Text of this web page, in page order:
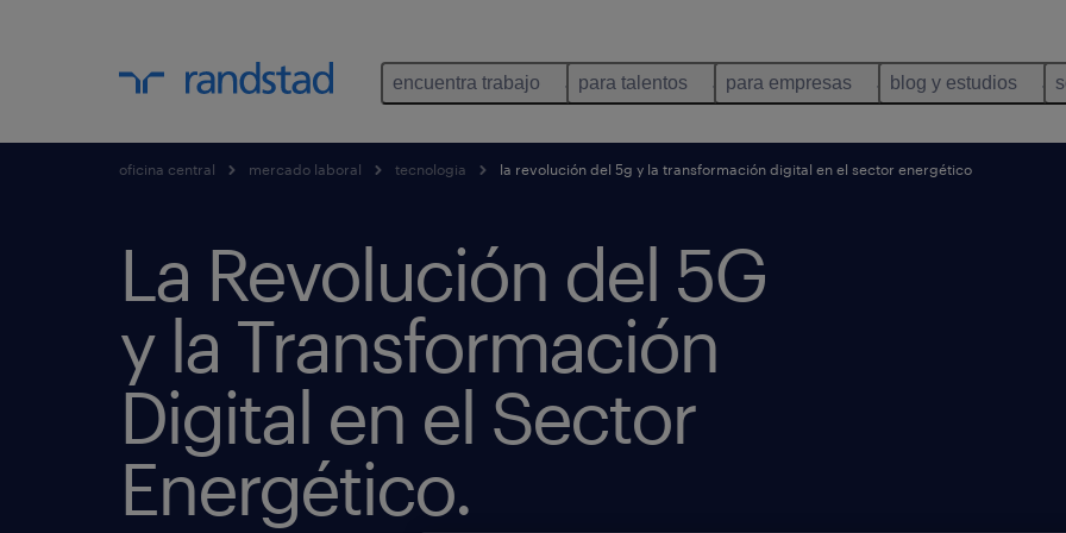
encuentra trabajo para talentos para empresas blog y estudios
oficina central mercado laboral tecnologia la revolución del 5g y la transformación digital en el sector energético
La Revolución del 5G
y la Transformación
Digital en el Sector
Energético.